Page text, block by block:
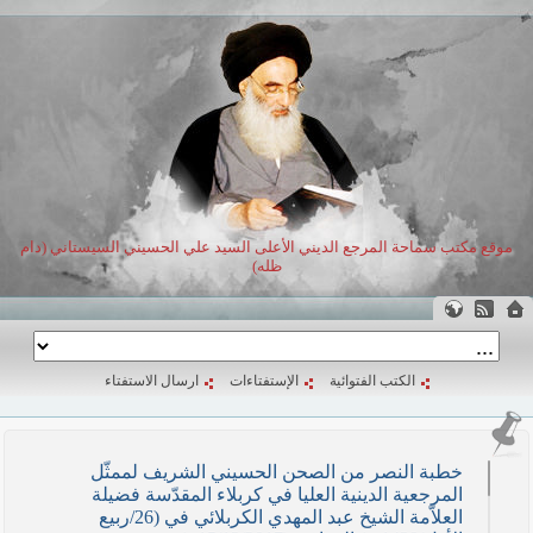
موقع مكتب سماحة المرجع الديني الأعلى السيد علي الحسيني السيستاني (دام
ظله)
الكتب الفتوائية الإستفتاءات ارسال الاستفتاء
خطبة النصر من الصحن الحسيني الشريف لممثّل
المرجعية الدينية العليا في كربلاء المقدّسة فضيلة
العلاّمة الشيخ عبد المهدي الكربلائي في (26/ربيع